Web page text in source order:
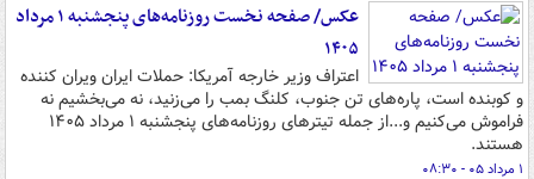
عکس/ صفحه نخست روزنامه‌های پنجشنبه ۱ مرداد
۱۴۰۵
اعتراف وزیر خارجه آمریکا: حملات ایران ویران کننده
و کوبنده است، پاره‌های تن جنوب، کلنگ بمب را می‌زنید، نه می‌بخشیم نه
فراموش می‌کنیم و...از جمله تیترهای روزنامه‌های پنجشنبه ۱ مرداد ۱۴۰۵
هستند.
۱ مرداد ۰۵ - ۰۸:۳۰